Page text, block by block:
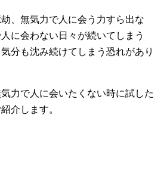
、無気力で人に会う力すら出な
に会わない日々が続いてしまう
分も沈み続けてしまう恐れがあり
力で人に会いたくない時に試した
介します。